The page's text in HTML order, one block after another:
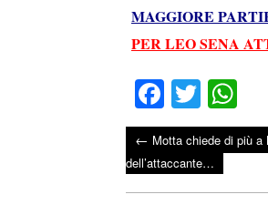
MAGGIORE
PER LEO SENA
Fa
ce
bo
ok
T
wi
tte
r
ha
ts
Post
← Motta chiede di più
dell’attaccante…